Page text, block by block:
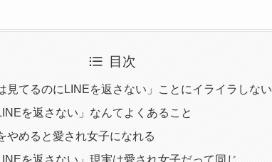
目次
見てるのにLINEを返さない」ことにイライラしない
を返さない」なんてよくあること
やめると愛され女子になれる
を返さない」現実は愛され女子だって同じ